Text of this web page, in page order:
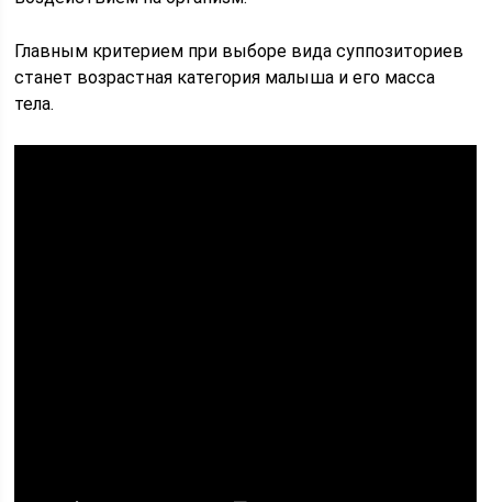
Главным критерием при выборе вида суппозиториев
станет возрастная категория малыша и его масса
тела.